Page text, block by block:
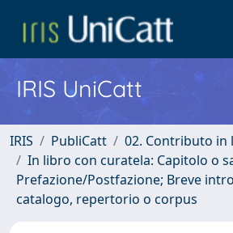
IRIS UniCatt
IRIS PubliCatt
02. Contributo in
In libro con curatela: Capitolo o
Prefazione/Postfazione; Breve
catalogo, repertorio o corpus